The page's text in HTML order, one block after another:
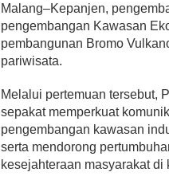
Malang–Kepanjen,
pengembangan Kawasan
pembangunan Bromo
pariwisata.
Melalui pertemuan tersebut,
sepakat memperkuat
pengembangan kawasan
serta mendorong
kesejahteraan masyarakat di